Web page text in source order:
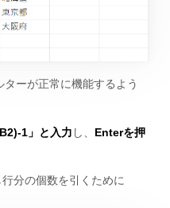
ーが正常に機能するよう
1」と入力 し、 Enterを押
分の個数を引くために